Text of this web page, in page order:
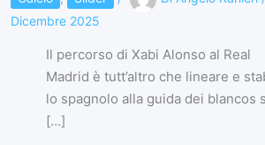
Dicembre 2025
Il percorso di Xabi Alonso al Real
Madrid è tutt’altro che lineare e
lo spagnolo alla guida dei blancos
[…]